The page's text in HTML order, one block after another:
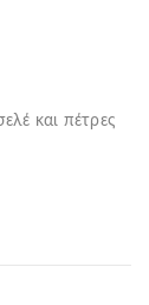
και πέτρες